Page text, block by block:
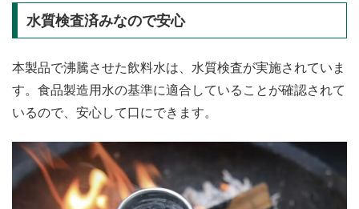
水質検査済みなので安心
本製品で沸騰させた飲料水は、水質検査が実施されていま
す。食品製造用水の基準に適合していることが確認されて
いるので、安心して口にできます。